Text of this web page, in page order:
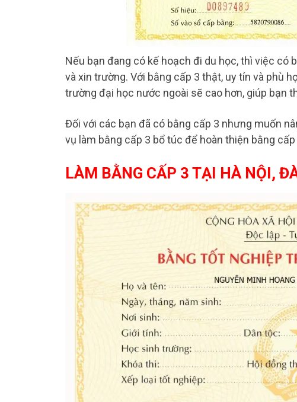
Nếu bạn đang có kế hoạch đi du học, thì việc có
và xin trường. Với bằng cấp 3 thật, uy tín và phù
trường đại học nước ngoài sẽ cao hơn, giúp bạn
Đối với các bạn đã có bằng cấp 3 nhưng muốn
vụ làm bằng cấp 3 bổ túc để hoàn thiện bằng
LÀM BẰNG CẤP 3 TẠI HÀ NỘI,